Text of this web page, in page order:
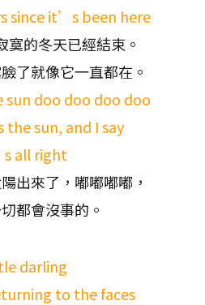
since it’s been here
寞的冬天已經結束。
了就像它一直都在。
sun doo doo doo doo
the sun, and I say
all right
出來了，嘟嘟嘟嘟，
都會沒事的。
darling
to the faces